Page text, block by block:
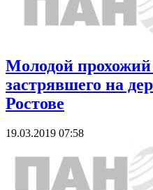
Молодой прохожий
застрявшего на
Ростове
19.03.2019 07:58